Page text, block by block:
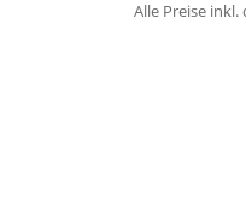
Alle Preise